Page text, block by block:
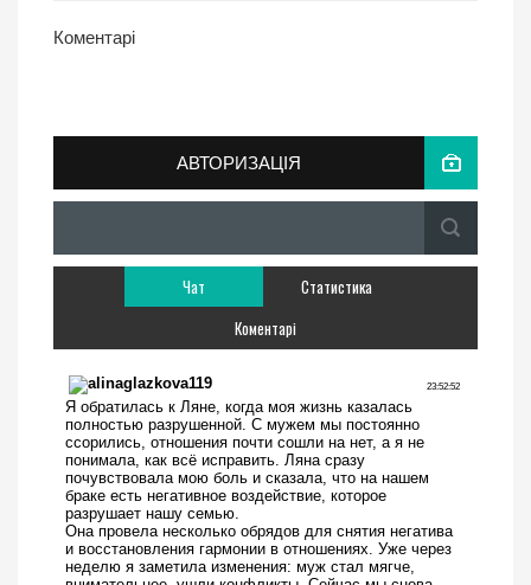
Коментарі
АВТОРИЗАЦІЯ
Чат
Статистика
Коментарі